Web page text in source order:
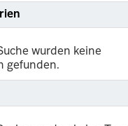
wurden keine
gefunden.